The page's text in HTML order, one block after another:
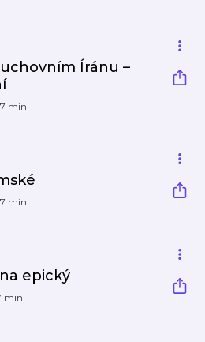
Íránu –
min
min
epický
min